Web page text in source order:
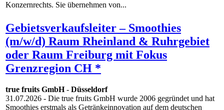
Konzernrechts. Sie übernehmen von...
Gebietsverkaufsleiter – Smoothies
(m/w/d) Raum Rheinland & Ruhrgebiet
oder Raum Freiburg mit Fokus
Grenzregion CH *
true fruits GmbH- Düsseldorf
31.07.2026 - Die true fruits GmbH wurde 2006 gegründet und hat
Smoothies erstmals als Getränkeinnovation auf dem deutschen